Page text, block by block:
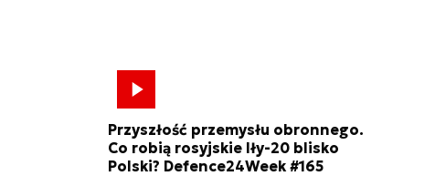
Przyszłość przemysłu obronnego.
Co robią rosyjskie Iły-20 blisko
Polski? Defence24Week #165